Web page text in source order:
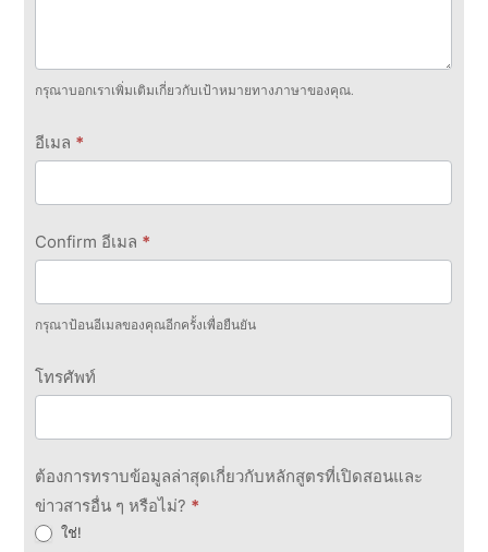
กรุณาบอกเราเพิ่มเติมเกี่ยวกับเป้าหมายทางภาษาของคุณ.
อีเมล *
Confirm อีเมล *
กรุณาป้อนอีเมลของคุณอีกครั้งเพื่อยืนยัน
โทรศัพท์
ต้องการทราบข้อมูลล่าสุดเกี่ยวกับหลักสูตรที่เปิดสอนและ
ข่าวสารอื่น ๆ หรือไม่? *
ใช่!